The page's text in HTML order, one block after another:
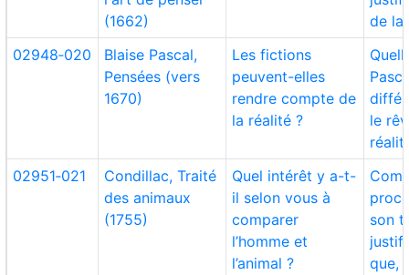
(1662)
de la
02948‑020
Blaise Pascal,
Pensées (vers
1670)
Les fictions
peuvent-elles
rendre compte de
la réalité ?
le
02951‑021
Condillac, Traité
des animaux
(1755)
Quel intérêt y a-t-
il selon vous à
comparer
l’homme et
l’animal ?
son
que,